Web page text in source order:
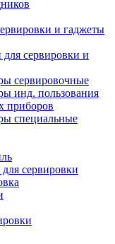
и гаджеты
сервировки и
сервировочные
инд. пользования
приборов
специальные
сервировки